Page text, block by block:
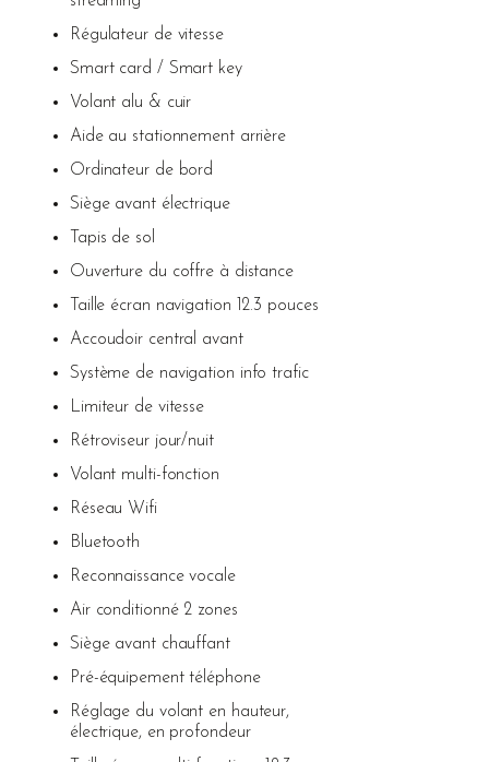
Régulateur de vitesse
Smart card / Smart key
Volant alu & cuir
Aide au stationnement arrière
Ordinateur de bord
Siège avant électrique
Tapis de sol
Ouverture du coffre à distance
Taille écran navigation 12.3 pouces
Accoudoir central avant
Système de navigation info trafic
Limiteur de vitesse
Rétroviseur jour/nuit
Volant multi-fonction
Réseau Wifi
Bluetooth
Reconnaissance vocale
Air conditionné 2 zones
Siège avant chauffant
Pré-équipement téléphone
Réglage du volant en hauteur,
électrique, en profondeur